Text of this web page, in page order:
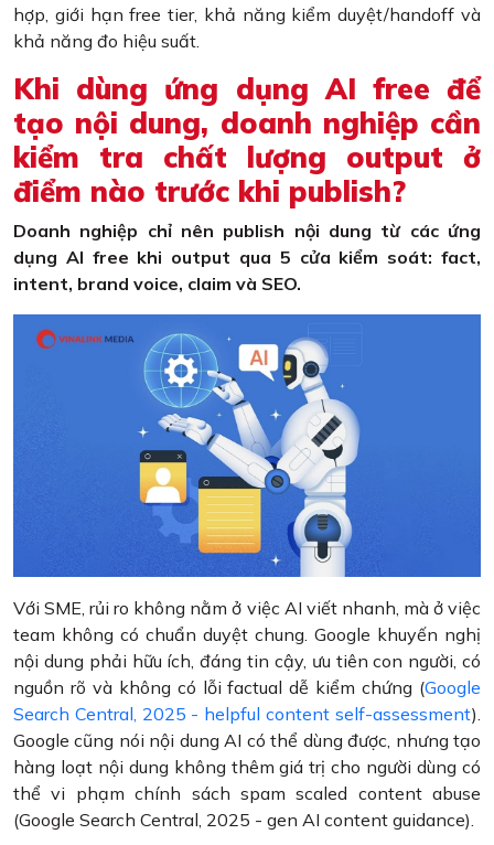
hợp, giới hạn free tier, khả năng kiểm duyệt/handoff và
khả năng đo hiệu suất.
Khi dùng ứng dụng AI free để
tạo nội dung, doanh nghiệp cần
kiểm tra chất lượng output ở
điểm nào trước khi publish?
Doanh nghiệp chỉ nên publish nội dung từ các ứng
dụng AI free khi output qua 5 cửa kiểm soát: fact,
intent, brand voice, claim và SEO.
Với SME, rủi ro không nằm ở việc AI viết nhanh, mà ở việc
team không có chuẩn duyệt chung. Google khuyến nghị
nội dung phải hữu ích, đáng tin cậy, ưu tiên con người, có
nguồn rõ và không có lỗi factual dễ kiểm chứng (Google
Search Central, 2025 - helpful content self-assessment).
Google cũng nói nội dung AI có thể dùng được, nhưng tạo
hàng loạt nội dung không thêm giá trị cho người dùng có
thể vi phạm chính sách spam scaled content abuse
(Google Search Central, 2025 - gen AI content guidance).